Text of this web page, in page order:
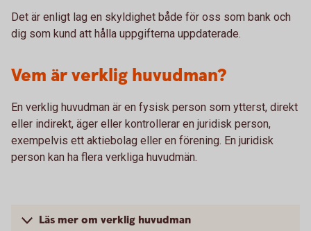
Det är enligt lag en skyldighet både för oss som bank och
dig som kund att hålla uppgifterna uppdaterade.
Vem är verklig huvudman?
En verklig huvudman är en fysisk person som ytterst, direkt
eller indirekt, äger eller kontrollerar en juridisk person,
exempelvis ett aktiebolag eller en förening. En juridisk
person kan ha flera verkliga huvudmän.
Läs mer om verklig huvudman